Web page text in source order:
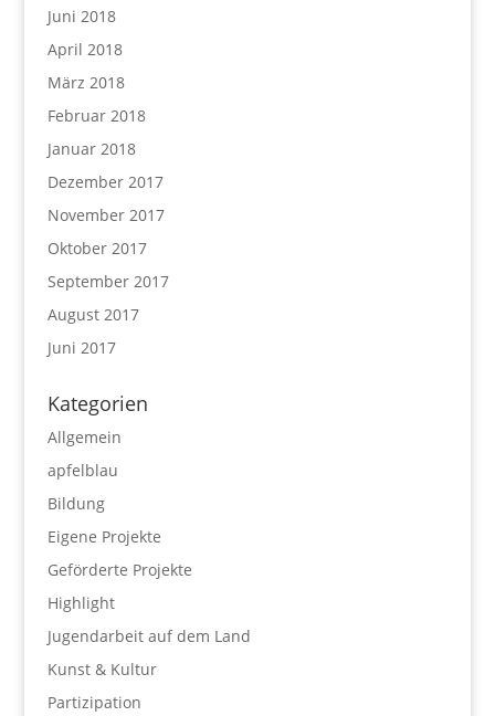
Juni 2018
April 2018
März 2018
Februar 2018
Januar 2018
Dezember 2017
November 2017
Oktober 2017
September 2017
August 2017
Juni 2017
Kategorien
Allgemein
apfelblau
Bildung
Eigene Projekte
Geförderte Projekte
Highlight
Jugendarbeit auf dem Land
Kunst & Kultur
Partizipation